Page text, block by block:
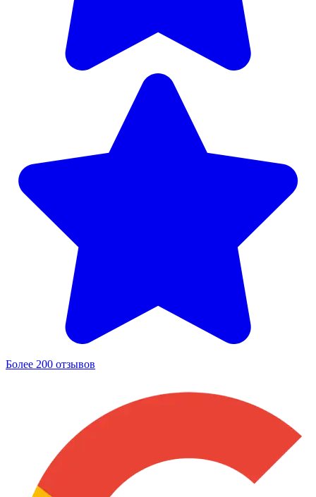
Более 200 отзывов